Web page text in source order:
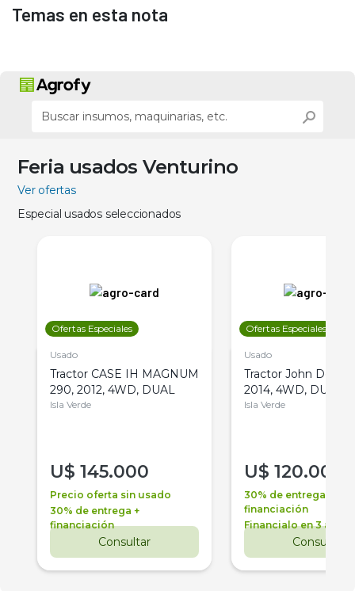
Temas en esta nota
Feria usados Venturino
Ver ofertas
Especial usados seleccionados
Ofertas Especiales
Usado
Tractor CASE IH MAGNUM
290, 2012, 4WD, DUAL
Isla Verde
U$ 145.000
Precio oferta sin usado
30% de entrega +
financiación
Consultar
Ofertas Especiales
Usado
Tractor John Deere
2014, 4WD, DUAL
Isla Verde
U$ 120.000
30% de entrega +
financiación
Financialo en 3 años
Consultar